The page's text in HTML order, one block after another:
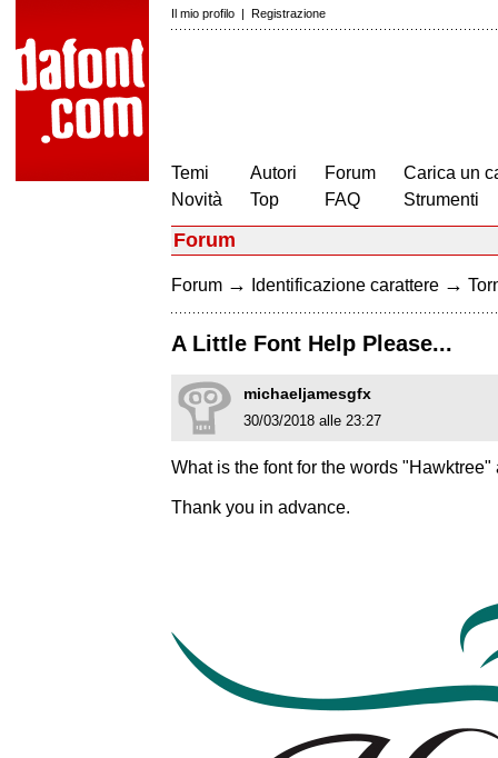
Il mio profilo | Registrazione
Temi
Novità
Autori
Top
Forum
FAQ
Carica un
Strumenti
Forum
Forum → Identificazione carattere →
A Little Font Help Please...
michaeljamesgfx
30/03/2018 alle 23:27
What is the font for the words
Thank you in advance.